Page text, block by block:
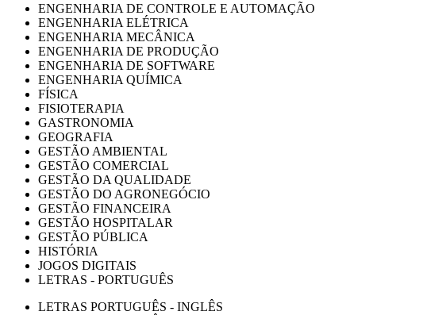
ENGENHARIA DE CONTROLE E AUTOMAÇÃO
ENGENHARIA ELÉTRICA
ENGENHARIA MECÂNICA
ENGENHARIA DE PRODUÇÃO
ENGENHARIA DE SOFTWARE
ENGENHARIA QUÍMICA
FÍSICA
FISIOTERAPIA
GASTRONOMIA
GEOGRAFIA
GESTÃO AMBIENTAL
GESTÃO COMERCIAL
GESTÃO DA QUALIDADE
GESTÃO DO AGRONEGÓCIO
GESTÃO FINANCEIRA
GESTÃO HOSPITALAR
GESTÃO PÚBLICA
HISTÓRIA
JOGOS DIGITAIS
LETRAS - PORTUGUÊS
LETRAS PORTUGUÊS - INGLÊS